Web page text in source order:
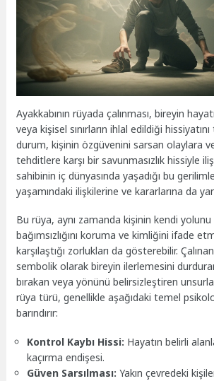
Ayakkabının rüyada çalınması, bireyin
veya kişisel sınırların ihlal edildiği
durum, kişinin özgüvenini sarsan olaylara
tehditlere karşı bir savunmasızlık hissiyle
sahibinin iç dünyasında yaşadığı bu
yaşamındaki ilişkilerine ve kararlarına da
Bu rüya, aynı zamanda kişinin kendi
bağımsızlığını koruma ve kimliğini ifade
karşılaştığı zorlukları da gösterebilir.
sembolik olarak bireyin ilerlemesini
bırakan veya yönünü belirsizleştiren
rüya türü, genellikle aşağıdaki temel
barındırır:
Kontrol Kaybı Hissi: Hayatın belirli
kaçırma endişesi.
Güven Sarsılması: Yakın çevredeki